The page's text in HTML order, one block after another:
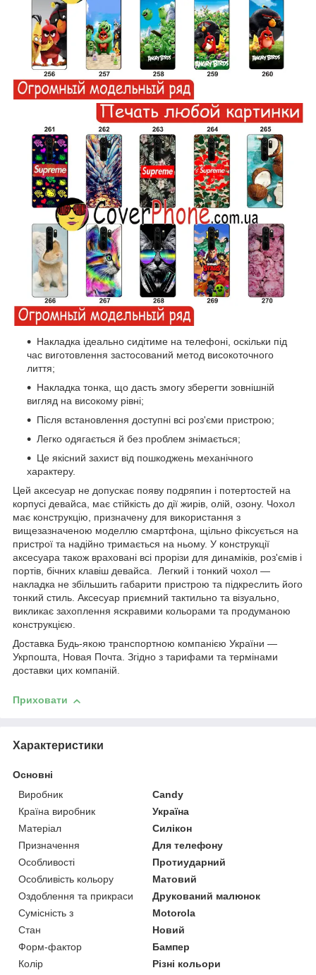
Накладка ідеально сидітиме на телефоні, оскільки під
час виготовлення застосований метод високоточного
лиття;
Накладка тонка, що дасть змогу зберегти зовнішній
вигляд на високому рівні;
Після встановлення доступні всі роз'єми пристрою;
Легко одягається й без проблем знімається;
Це якісний захист від пошкоджень механічного
характеру.
Цей аксесуар не допускає появу подряпин і потертостей на
корпусі девайса, має стійкість до дії жирів, олій, озону. Чохол
має конструкцію, призначену для використання з
вищезазначеною моделлю смартфона, щільно фіксується на
пристрої та надійно тримається на ньому. У конструкції
аксесуара також враховані всі прорізи для динаміків, роз'ємів і
портів, бічних клавіш девайса. Легкий і тонкий чохол —
накладка не збільшить габарити пристрою та підкреслить його
тонкий стиль. Аксесуар приємний тактильно та візуально,
викликає захоплення яскравими кольорами та продуманою
конструкцією.
Доставка Будь-якою транспортною компанією України —
Укрпошта, Новая Почта. Згідно з тарифами та термінами
доставки цих компаній.
Приховати
Характеристики
Основні
Виробник
Candy
Країна виробник
Україна
Матеріал
Силікон
Призначення
Для телефону
Особливості
Протиударний
Особливість кольору
Матовий
Оздоблення та прикраси
Друкований малюнок
Сумісність з
Motorola
Стан
Новий
Форм-фактор
Бампер
Колір
Різні кольори